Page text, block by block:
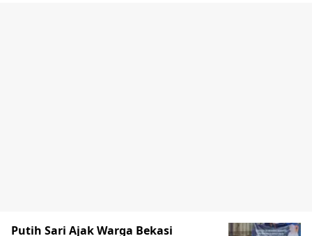
Putih Sari Ajak Warga Bekasi